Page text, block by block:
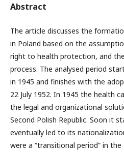
Abstract
The article discusses the
in Poland based on the
right to health protection, and
process. The analysed period
in 1945 and finishes with the
22 July 1952. In 1945 the health
the legal and organizational
Second Polish Republic. Soon it
eventually led to its
were a “transitional period” in